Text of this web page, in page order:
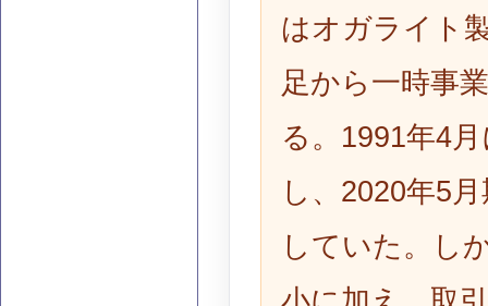
はオガライト
足から一時事
る。1991年4
し、2020年5
していた。し